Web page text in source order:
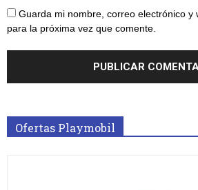
Guarda mi nombre, correo electrónico y
para la próxima vez que comente.
Ofertas Playmobil